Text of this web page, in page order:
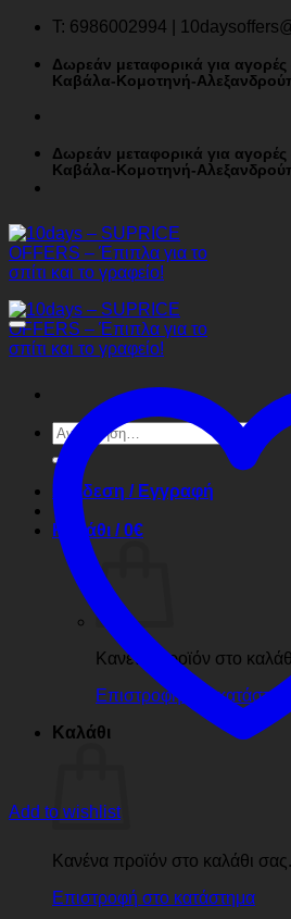
Μετάβαση
περιεχόμενο
T: 6986002994 |
Δωρεάν μεταφορικά για
Καβάλα-Κομοτηνή-
Δωρεάν μεταφορικά για
Καβάλα-Κομοτηνή-
Αναζήτηση
για:
Σύνδεση / Εγγραφή
Καλάθι /0€
Κανένα προϊόν στο
Επιστροφή στο κατάστημα
Καλάθι
Κανένα προϊόν στο καλάθι σας.
Επιστροφή στο κατάστημα
Add to wishlist